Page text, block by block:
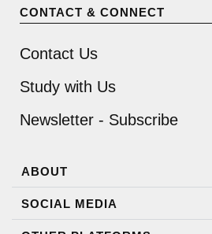
CONTACT & CONNECT
Contact Us
Study with Us
Newsletter - Subscribe
ABOUT
SOCIAL MEDIA